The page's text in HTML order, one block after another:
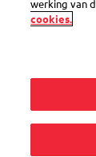
zijn
werking van
cookies.